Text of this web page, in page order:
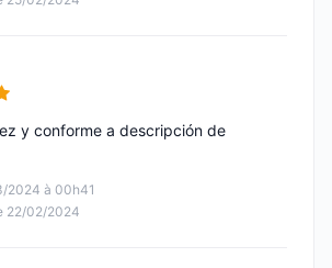
2024 à 00h41
22/02/2024
y conforme a descripción de